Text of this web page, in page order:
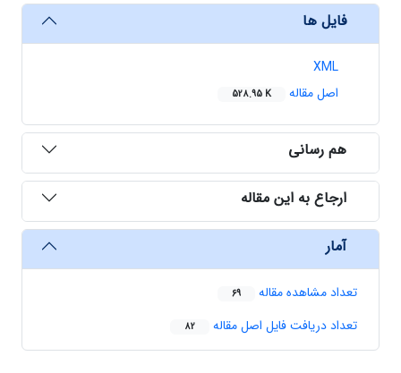
فایل ها
XML
اصل مقاله
528.95 K
هم رسانی
ارجاع به این مقاله
آمار
تعداد مشاهده مقاله 69
تعداد دریافت فایل اصل مقاله 82